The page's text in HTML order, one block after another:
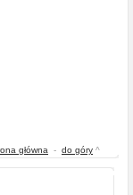
główna - do góry ^